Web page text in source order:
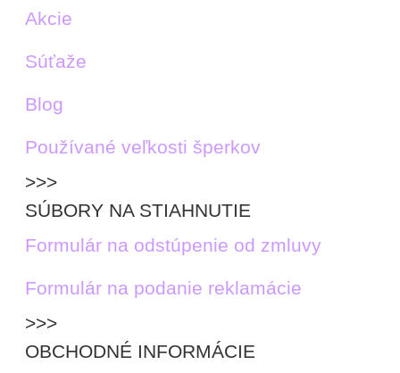
Akcie
Súťaže
Blog
Používané veľkosti šperkov
>>>
SÚBORY NA STIAHNUTIE
Formulár na odstúpenie od zmluvy
Formulár na podanie reklamácie
>>>
OBCHODNÉ INFORMÁCIE